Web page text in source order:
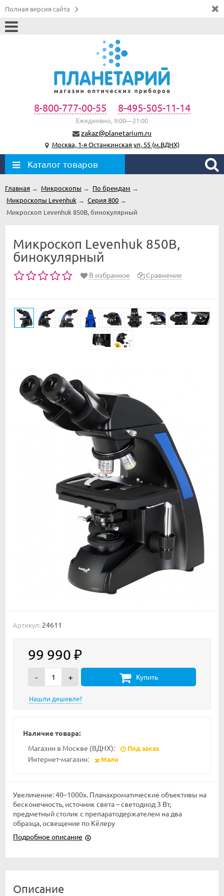
Полная версия сайта
8-800-777-00-55 8-495-505-11-14
Ежедневно, 9:00—21:00
zakaz@planetarium.ru
Москва, 1-я Останкинская ул, 55 (м.ВДНХ)
Каталог товаров
Главная → Микроскопы → По брендам →
Микроскопы Levenhuk → Серия 800 →
Микроскоп Levenhuk 850B, бинокулярный
Микроскоп Levenhuk 850B,
бинокулярный
В избранное Сравнение
Артикул: 24611
99 990 ₽
- + Купить
Наличие товара:
Магазин в Москве (ВДНХ):
Под заказ
Интернет-магазин: Мало
Увеличение: 40–1000х. Планахроматические объективы на
бесконечность, источник света – светодиод 3 Вт,
предметный столик с препаратодержателем на два
образца, освещение по Кёлеру
Подробное описание
Описание